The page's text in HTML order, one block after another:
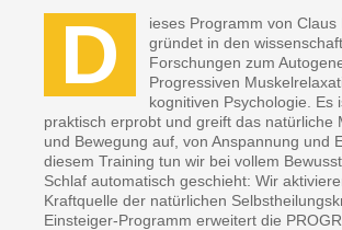
D
ieses Programm von Claus
gründet in den
Forschungen zum
Progressiven
kognitiven Psychologie. Es
praktisch erprobt und greift das natürliche
und Bewegung auf, von Anspannung und
diesem Training tun wir bei vollem
Schlaf automatisch geschieht: Wir
Kraftquelle der natürlichen
Einsteiger-Programm erweitert die